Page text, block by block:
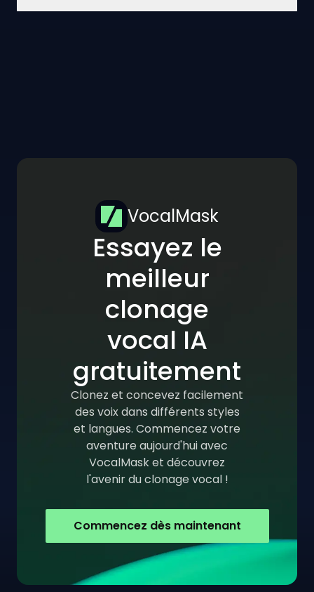
VocalMask
Essayez le
meilleur
clonage
vocal IA
gratuitement
Clonez et concevez facilement
des voix dans différents styles
et langues. Commencez votre
aventure aujourd'hui avec
VocalMask et découvrez
l'avenir du clonage vocal !
Commencez dès maintenant